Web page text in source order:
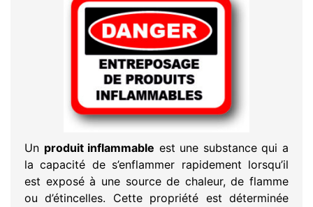
Un produit inflammable est une substance qui a
la capacité de s’enflammer rapidement lorsqu’il
est exposé à une source de chaleur, de flamme
ou d’étincelles. Cette propriété est déterminée